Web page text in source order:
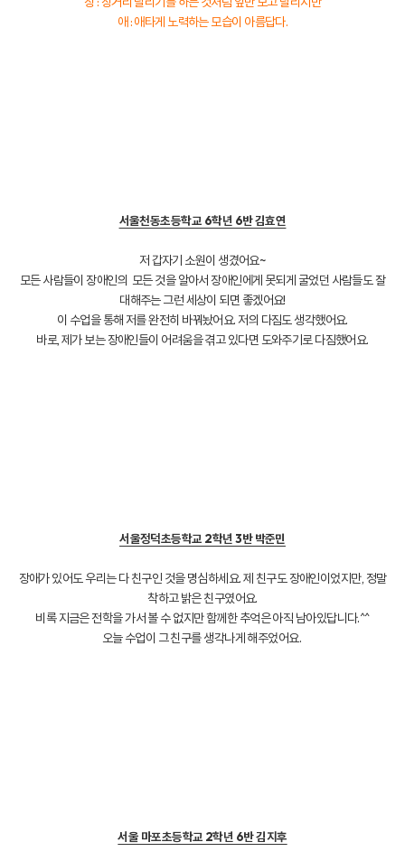
애 : 애타게 노력하는 모습이 아름답다.
서울천동초등학교 6학년 6반 김효연
저 갑자기 소원이 생겼어요~
모든 사람들이 장애인의 모든 것을 알아서 장애인에게 못되게 굴었던 사람들도 잘
대해주는 그런 세상이 되면 좋겠어요!
이 수업을 통해 저를 완전히 바꿔놨어요. 저의 다짐도 생각했어요.
바로, 제가 보는 장애인들이 어려움을 겪고 있다면 도와주기로 다짐했어요.
서울정덕초등학교 2학년 3반 박준민
장애가 있어도 우리는 다 친구인 것을 명심하세요. 제 친구도 장애인이었지만, 정말
착하고 밝은 친구였어요.
비록 지금은 전학을 가서 볼 수 없지만 함께한 추억은 아직 남아있답니다.^^
오늘 수업이 그 친구를 생각나게 해주었어요.
서울 마포초등학교 2학년 6반 김지후